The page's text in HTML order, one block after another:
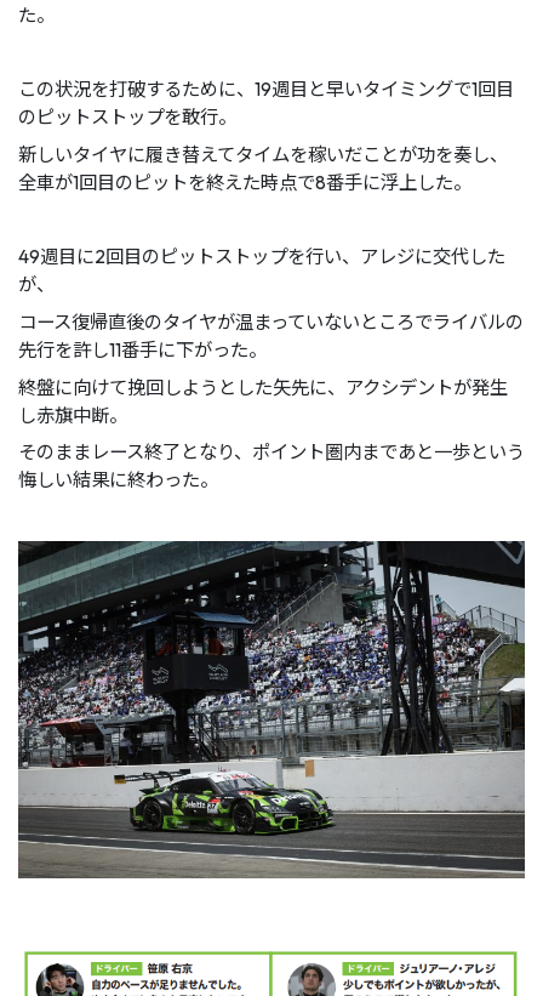
た。
この状況を打破するために、19週目と早いタイミングで1回目
のピットストップを敢行。
新しいタイヤに履き替えてタイムを稼いだことが功を奏し、
全車が1回目のピットを終えた時点で8番手に浮上した。
49週目に2回目のピットストップを行い、アレジに交代した
が、
コース復帰直後のタイヤが温まっていないところでライバルの
先行を許し11番手に下がった。
終盤に向けて挽回しようとした矢先に、アクシデントが発生
し赤旗中断。
そのままレース終了となり、ポイント圏内まであと一歩という
悔しい結果に終わった。